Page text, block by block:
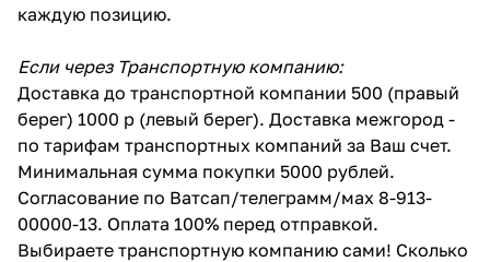
каждую позицию.
Если через Транспортную компанию:
Доставка до транспортной компании 500 (правый
берег) 1000 р (левый берег). Доставка межгород -
по тарифам транспортных компаний за Ваш счет.
Минимальная сумма покупки 5000 рублей.
Согласование по Ватсап/телеграмм/мах 8-913-
00000-13. Оплата 100% перед отправкой.
Выбираете транспортную компанию сами! Сколько